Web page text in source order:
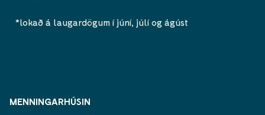
*lokað á laugardögum í júní, júlí og ágúst
MENNINGARHÚSIN